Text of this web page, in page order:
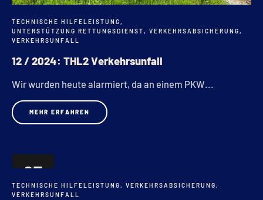
TECHNISCHE HILFELEISTUNG,
UNTERSTÜTZUNG RETTUNGSDIENST, VERKEHRSABSICHERUNG,
VERKEHRSUNFALL
12 / 2024: THL2 Verkehrsunfall
Wir wurden heute alarmiert, da an einem PKW...
MEHR ERFAHREN
27
APR.
TECHNISCHE HILFELEISTUNG, VERKEHRSABSICHERUNG,
VERKEHRSUNFALL